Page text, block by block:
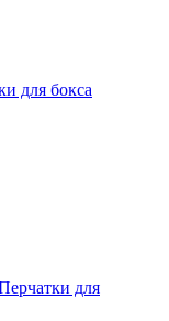
для бокса
для